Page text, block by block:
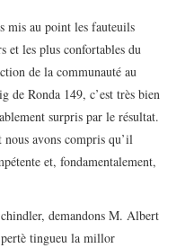
mis au point les fauteuils
et les plus confortables du
de la communauté au
de Ronda 149, c’est très bien
surpris par le résultat.
nous avons compris qu’il
et, fondamentalement,
demandons M. Albert
tingueu la millor